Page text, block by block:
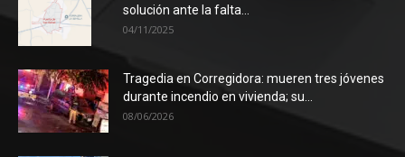
solución ante la falta...
04/11/2025
Tragedia en Corregidora: mueren tres jóvenes
durante incendio en vivienda; su...
08/06/2026